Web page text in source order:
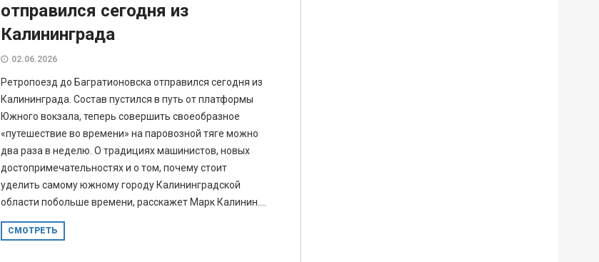
отправился сегодня из
Калининграда
02.06.2026
Ретропоезд до Багратионовска отправился сегодня из
Калининграда. Состав пустился в путь от платформы
Южного вокзала, теперь совершить своеобразное
«путешествие во времени» на паровозной тяге можно
два раза в неделю. О традициях машинистов, новых
достопримечательностях и о том, почему стоит
уделить самому южному городу Калининградской
области побольше времени, расскажет Марк Калинин....
СМОТРЕТЬ